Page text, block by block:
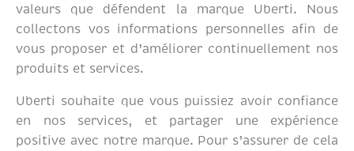
valeurs que défendent la marque Uberti. Nous
collectons vos informations personnelles afin de
vous proposer et d’améliorer continuellement nos
produits et services.
Uberti souhaite que vous puissiez avoir confiance
en nos services, et partager une expérience
positive avec notre marque. Pour s’assurer de cela